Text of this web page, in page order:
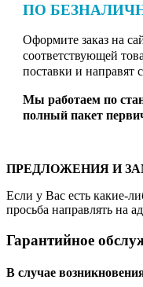
ПО
Оформите заказ на
соответствующей
поставки и направят
Мы работаем по
полный пакет
ПРЕДЛОЖЕНИЯ И
Если у Вас есть какие-
просьба направлять на
Гарантийное
В случае